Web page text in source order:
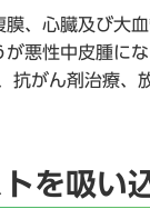
、心臓及び大
悪性中皮腫に
がん剤治療、
を吸い